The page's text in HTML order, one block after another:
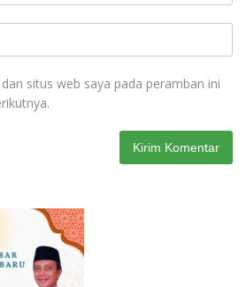
situs web saya pada peramban ini